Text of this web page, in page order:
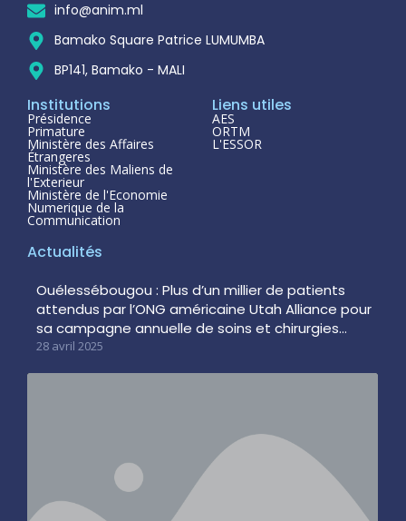
info@anim.ml
Bamako Square Patrice LUMUMBA
BP141, Bamako - MALI
Institutions
Présidence
Primature
Ministère des Affaires
Étrangeres
Ministère des Maliens de
l'Exterieur
Ministère de l'Economie
Numerique de la
Communication
Liens utiles
AES
ORTM
L'ESSOR
Actualités
Ouélessébougou : Plus d’un millier de patients
attendus par l’ONG américaine Utah Alliance pour
sa campagne annuelle de soins et chirurgies…
28 avril 2025